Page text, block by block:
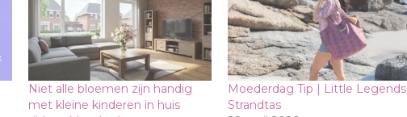
Niet alle bloemen zijn handig
met kleine kinderen in huis
Moederdag Tip | Little Legends
Strandtas